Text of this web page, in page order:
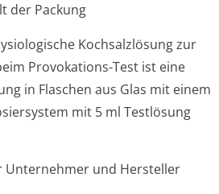
der Packung
Kochsalzlösung zur
Provokations-Test ist eine
in Flaschen aus Glas mit einem
mit 5 ml Testlösung
Unternehmer und Hersteller